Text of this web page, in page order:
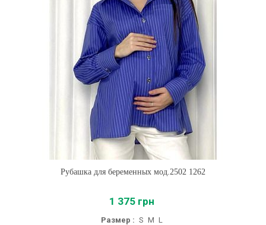
Рубашка для беременных мод.2502 1262
1 375 грн
Размер : S M L